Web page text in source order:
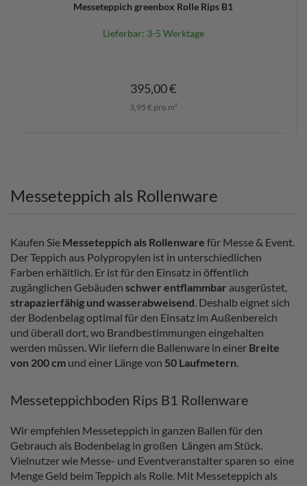
Messeteppich greenbox Rolle Rips B1
Lieferbar: 3-5 Werktage
395,00 €
3,95 € pro m²
Messeteppich als Rollenware
Kaufen Sie Messeteppich als Rollenware für Messe & Event.
Der Teppich aus Polypropylen ist in unterschiedlichen
Farben erhältlich. Er ist für den Einsatz in öffentlich
zugänglichen Gebäuden schwer entflammbar ausgerüstet,
strapazierfähig und wasserabweisend. Deshalb eignet sich
der Bodenbelag optimal für den Einsatz im Außenbereich
und überall dort, wo Brandbestimmungen eingehalten
werden müssen. Wir liefern die Ballenware in einer Breite
von 200 cm und einer Länge von 50 Laufmetern.
Messeteppichboden Rips B1 Rollenware
Wir empfehlen Messeteppich in ganzen Ballen für den
Gebrauch als Bodenbelag in großen Längen am Stück.
Vielnutzer wie Messe- und Eventveranstalter sparen so eine
Menge Geld beim Teppich als Rolle. Mit Messeteppich als